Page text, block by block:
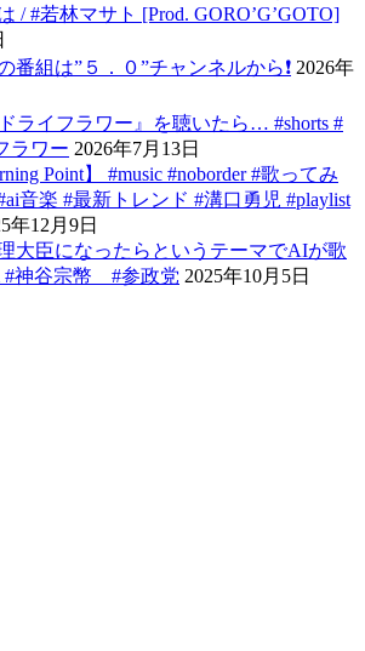
/ #若林マサト [Prod. GORO’G’GOTO]
番組は”５．０”チャンネルから❗️ 2026年
ライフラワー』を聴いたら… #shorts #
ラワー 2026年7月13日
Point】 #music #noborder #歌ってみ
音楽 #最新トレンド #溝口勇児 #playlist
年12月9日
大臣になったらというテーマでAIが歌
神谷宗幣 #参政党 2025年10月5日